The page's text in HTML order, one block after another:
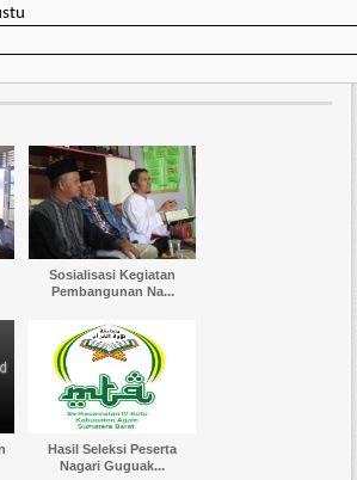
Sosialisasi Kegiatan
Pembangunan Na...
Hasil Seleksi Peserta
Nagari Guguak...